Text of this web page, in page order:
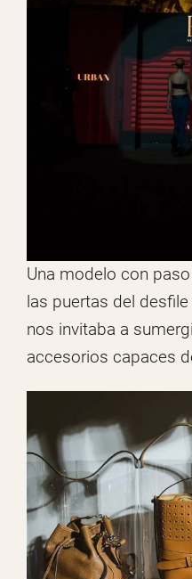
Una modelo con
las puertas del desfile
nos invitaba a
accesorios capaces